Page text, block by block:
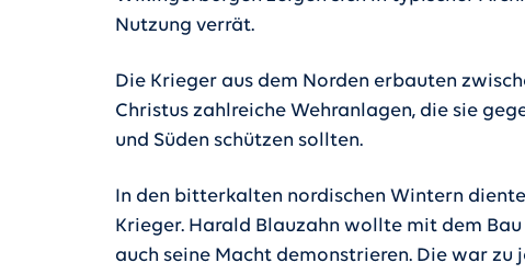
Nutzung verrät.
Die Krieger aus dem Norden erbauten
Christus zahlreiche Wehranlagen, die sie
und Süden schützen sollten.
In den bitterkalten nordischen Wintern
Krieger. Harald Blauzahn wollte mit dem
auch seine Macht demonstrieren. Die war zu